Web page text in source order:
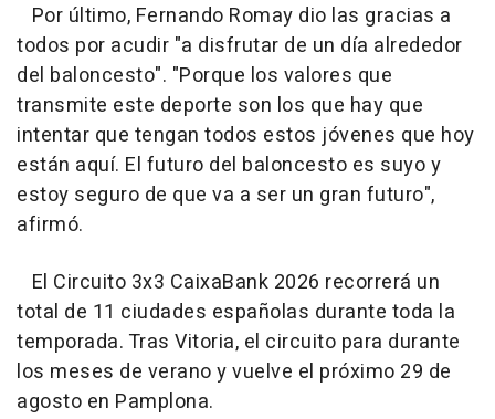
Por último, Fernando Romay dio las gracias a
todos por acudir "a disfrutar de un día alrededor
del baloncesto". "Porque los valores que
transmite este deporte son los que hay que
intentar que tengan todos estos jóvenes que hoy
están aquí. El futuro del baloncesto es suyo y
estoy seguro de que va a ser un gran futuro",
afirmó.
El Circuito 3x3 CaixaBank 2026 recorrerá un
total de 11 ciudades españolas durante toda la
temporada. Tras Vitoria, el circuito para durante
los meses de verano y vuelve el próximo 29 de
agosto en Pamplona.